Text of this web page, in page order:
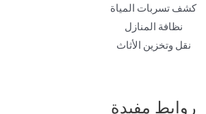
كشف تسربات المياة
نظافة المنازل
نقل وتخزين الأثاث
روابط مفيدة